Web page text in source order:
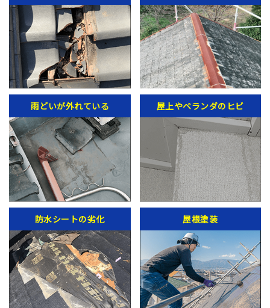
雨どいが外れている 屋上やベランダのヒビ
防水シートの劣化 屋根塗装